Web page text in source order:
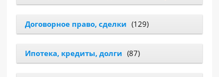
Договорное право, сделки (129)
Ипотека, кредиты, долги (87)